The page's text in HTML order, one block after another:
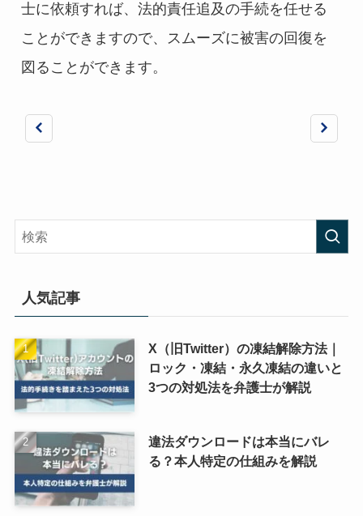
士に依頼すれば、法的責任追及の手続を任せる
ことができますので、スムーズに被害の回復を
図ることができます。
人気記事
X（旧Twitter）の凍結解除方法｜
ロック・凍結・永久凍結の違いと
3つの対処法を弁護士が解説
違法ダウンロードは本当にバレ
る？本人特定の仕組みを解説